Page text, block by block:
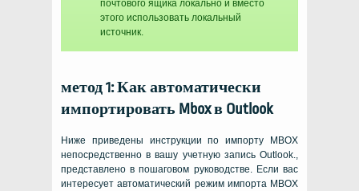
почтового ящика локально и вместо
этого использовать локальный
источник.
метод 1: Как автоматически
импортировать Mbox в Outlook
Ниже приведены инструкции по импорту MBOX
непосредственно в вашу учетную запись Outlook.,
представлено в пошаговом руководстве. Если вас
интересует автоматический режим импорта MBOX